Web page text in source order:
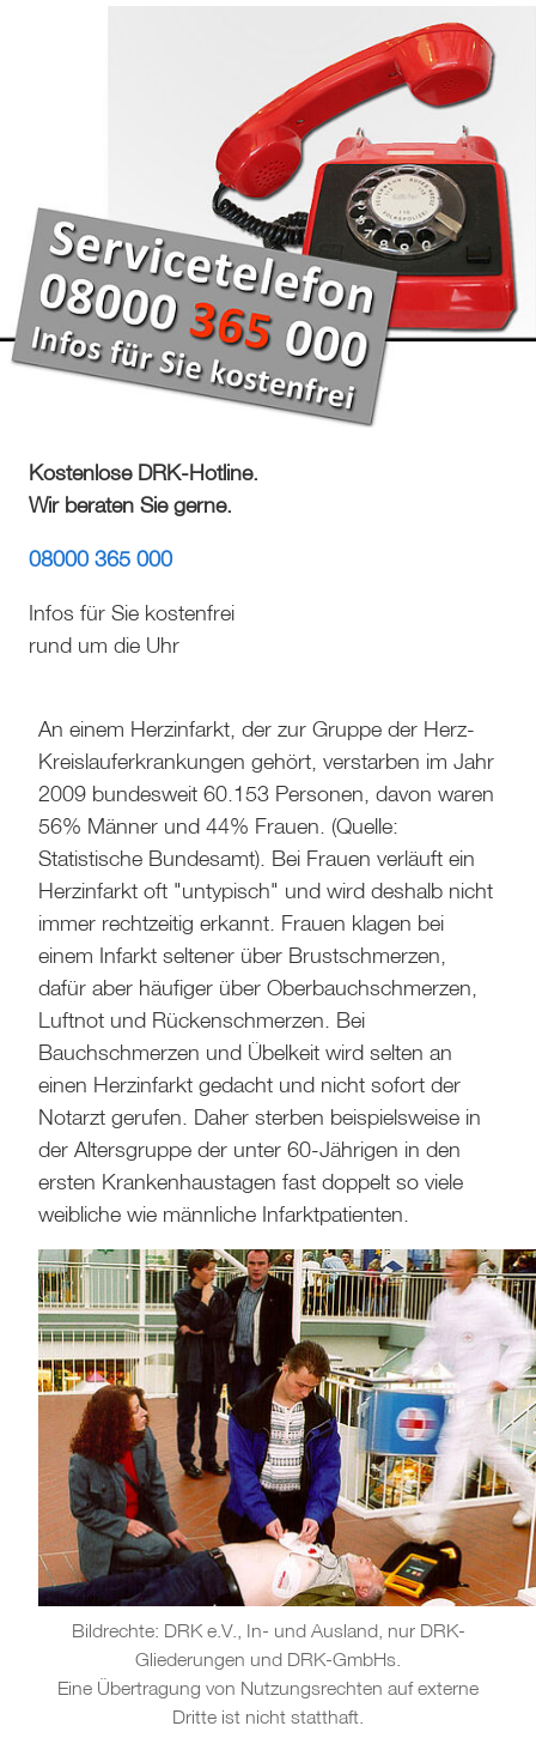
Kostenlose DRK-Hotline.
Wir beraten Sie gerne.
08000 365 000
Infos für Sie kostenfrei
rund um die Uhr
Bildrechte: DRK e.V., In- und Ausland, nur DRK-
Gliederungen und DRK-GmbHs.
Eine Übertragung von Nutzungsrechten auf externe
Dritte ist nicht statthaft.
An einem Herzinfarkt, der zur Gruppe der Herz-
Kreislauferkrankungen gehört, verstarben im Jahr
2009 bundesweit 60.153 Personen, davon waren
56% Männer und 44% Frauen. (Quelle:
Statistische Bundesamt). Bei Frauen verläuft ein
Herzinfarkt oft "untypisch" und wird deshalb nicht
immer rechtzeitig erkannt. Frauen klagen bei
einem Infarkt seltener über Brustschmerzen,
dafür aber häufiger über Oberbauchschmerzen,
Luftnot und Rückenschmerzen. Bei
Bauchschmerzen und Übelkeit wird selten an
einen Herzinfarkt gedacht und nicht sofort der
Notarzt gerufen. Daher sterben beispielsweise in
der Altersgruppe der unter 60-Jährigen in den
ersten Krankenhaustagen fast doppelt so viele
weibliche wie männliche Infarktpatienten.